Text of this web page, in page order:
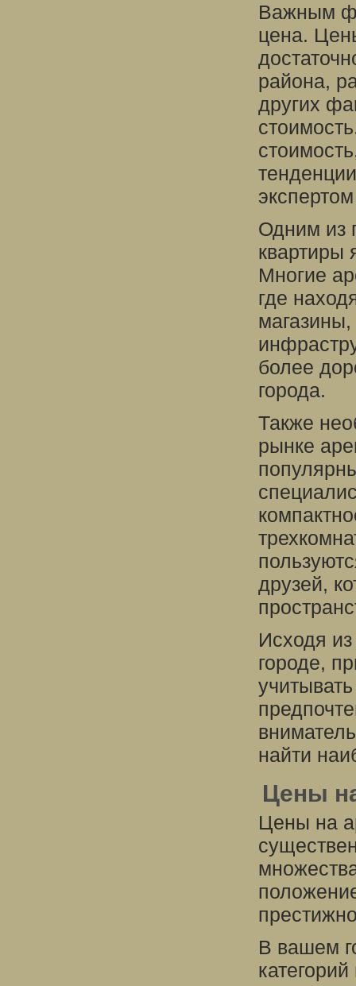
Важным
цена.
района,
других
Одним из
квартиры
Многие
где
более
города.
Также
рынке
друзей,
Исходя
городе,
найти
Цены
Цены на
В вашем